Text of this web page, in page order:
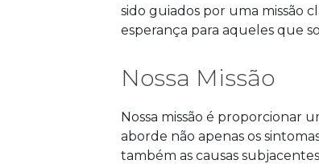
sido guiados por uma missão
esperança para aqueles que
Nossa Missão
Nossa missão é proporcionar
aborde não apenas os
também as causas